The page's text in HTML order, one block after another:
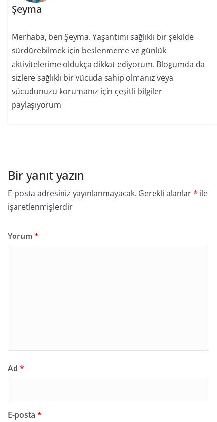
Şeyma
Merhaba, ben Şeyma. Yaşantımı sağlıklı bir şekilde
sürdürebilmek için beslenmeme ve günlük
aktivitelerime oldukça dikkat ediyorum. Blogumda da
sizlere sağlıklı bir vücuda sahip olmanız veya
vücudunuzu korumanız için çeşitli bilgiler
paylaşıyorum.
Bir yanıt yazın
E-posta adresiniz yayınlanmayacak. Gerekli alanlar* ile
işaretlenmişlerdir
Yorum *
Ad *
E-posta *